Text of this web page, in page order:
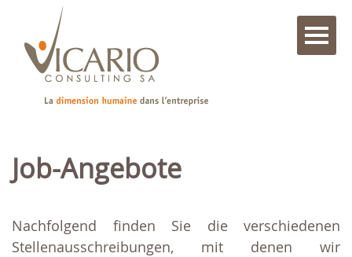
Job-Angebote
Nachfolgend finden Sie die verschiedenen
Stellenausschreibungen, mit denen wir